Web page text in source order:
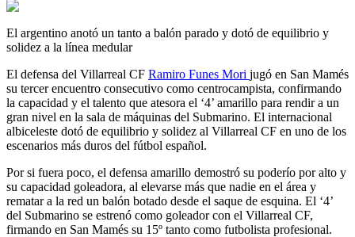
El argentino anotó un tanto a balón parado y dotó de equilibrio y
solidez a la línea medular
El defensa del Villarreal CF Ramiro Funes Mori jugó en San Mamés
su tercer encuentro consecutivo como centrocampista, confirmando
la capacidad y el talento que atesora el ‘4’ amarillo para rendir a un
gran nivel en la sala de máquinas del Submarino. El internacional
albiceleste dotó de equilibrio y solidez al Villarreal CF en uno de los
escenarios más duros del fútbol español.
Por si fuera poco, el defensa amarillo demostró su poderío por alto y
su capacidad goleadora, al elevarse más que nadie en el área y
rematar a la red un balón botado desde el saque de esquina. El ‘4’
del Submarino se estrenó como goleador con el Villarreal CF,
firmando en San Mamés su 15º tanto como futbolista profesional.